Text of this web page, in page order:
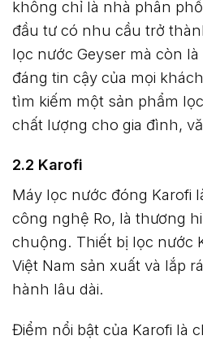
không chỉ là nhà phân
đầu tư có nhu cầu trở
lọc nước Geyser mà còn
đáng tin cậy của mọi
tìm kiếm một sản phẩm
chất lượng cho gia đình,
2.2 Karofi
Máy lọc nước đóng Karofi
công nghệ Ro, là thương
chuộng. Thiết bị lọc nước
Việt Nam sản xuất và lắp
hành lâu dài.
Điểm nổi bật của Karofi là